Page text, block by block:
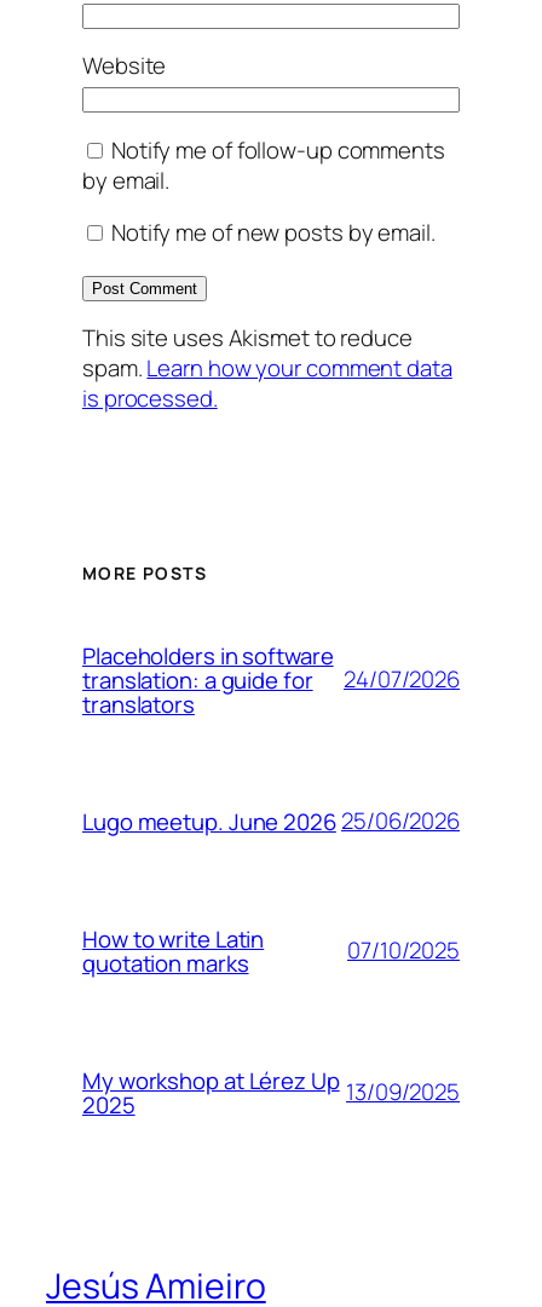
Website
Notify me of follow-up comments
by email.
Notify me of new posts by email.
This site uses Akismet to reduce
spam.Learn how your comment data
is processed.
MORE POSTS
Placeholders in software
translation: a guide for
translators
24/07/2026
Lugo meetup. June 202625/06/2026
How to write Latin
quotation marks 07/10/2025
My workshop at Lérez Up
2025 13/09/2025
Jesús Amieiro